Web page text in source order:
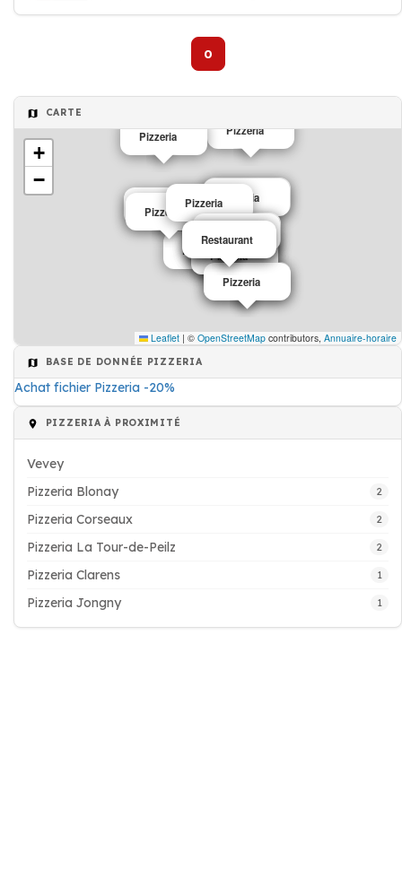
0
CARTE
Pizzeria
Pizzeria
Pizzeria
Pizzeria
Pizzeria
Pizzeria
Pizzeria
Pizzeria
Pizzeria
Pizzeria
Pizzeria
Pizzeria
Pizzeria
Café
Restaurant
Pizzeria
+
−
Leaflet | © OpenStreetMap contributors, Annuaire-horaire
BASE DE DONNÉE PIZZERIA
Achat fichier Pizzeria -20%
PIZZERIA À PROXIMITÉ
Vevey
Pizzeria Blonay
2
Pizzeria Corseaux 2
Pizzeria La Tour-de-Peilz 2
Pizzeria Clarens 1
Pizzeria Jongny 1